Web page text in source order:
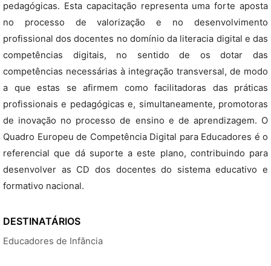
pedagógicas. Esta capacitação representa uma forte aposta
no processo de valorização e no desenvolvimento
profissional dos docentes no domínio da literacia digital e das
competências digitais, no sentido de os dotar das
competências necessárias à integração transversal, de modo
a que estas se afirmem como facilitadoras das práticas
profissionais e pedagógicas e, simultaneamente, promotoras
de inovação no processo de ensino e de aprendizagem. O
Quadro Europeu de Competência Digital para Educadores é o
referencial que dá suporte a este plano, contribuindo para
desenvolver as CD dos docentes do sistema educativo e
formativo nacional.
DESTINATÁRIOS
Educadores de Infância